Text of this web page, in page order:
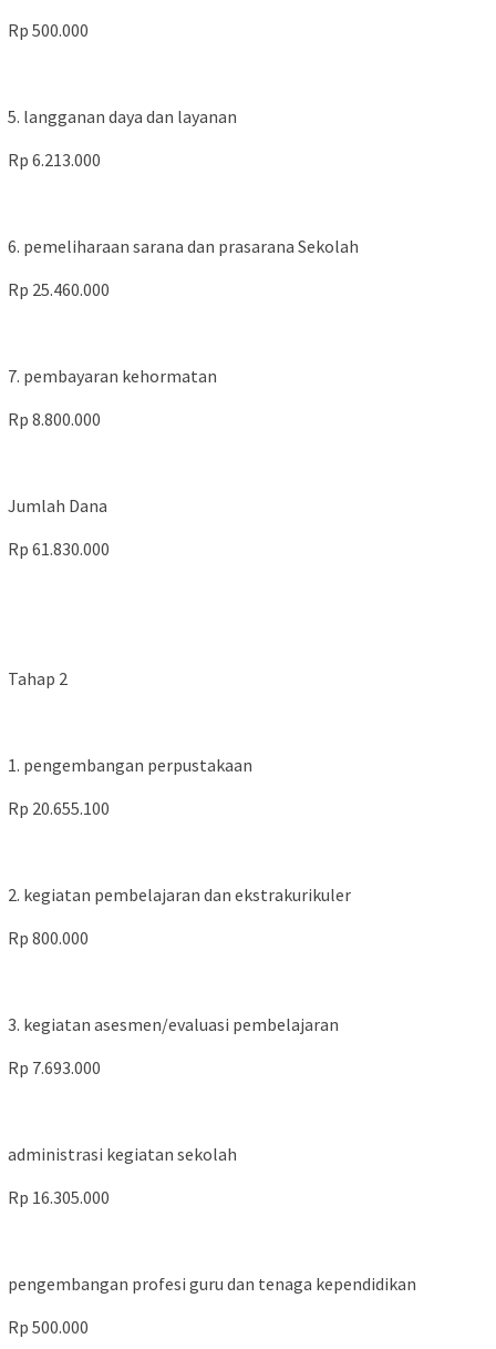
Rp 500.000
5. langganan daya dan layanan
Rp 6.213.000
6. pemeliharaan sarana dan prasarana Sekolah
Rp 25.460.000
7. pembayaran kehormatan
Rp 8.800.000
Jumlah Dana
Rp 61.830.000
Tahap 2
1. pengembangan perpustakaan
Rp 20.655.100
2. kegiatan pembelajaran dan ekstrakurikuler
Rp 800.000
3. kegiatan asesmen/evaluasi pembelajaran
Rp 7.693.000
administrasi kegiatan sekolah
Rp 16.305.000
pengembangan profesi guru dan tenaga kependidikan
Rp 500.000